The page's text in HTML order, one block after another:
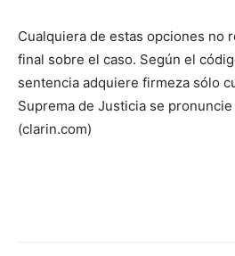
Cualquiera de estas opciones no
final sobre el caso. Según el
sentencia adquiere firmeza sólo
Suprema de Justicia se
(clarin.com)